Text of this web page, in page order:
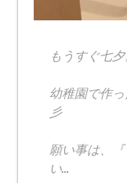
もうすぐ七夕
幼稚園で作
彡
願い事は、
い…